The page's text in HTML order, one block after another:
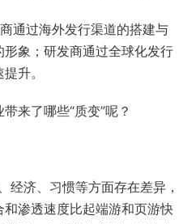
通过海外发行渠道的搭建与
象；研发商通过全球化发行
升。
来了哪些“质变”呢？
经济、习惯等方面存在差异，
渗透速度比起端游和页游快